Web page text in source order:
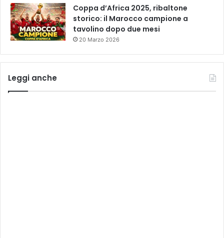
Coppa d’Africa 2025, ribaltone
storico: il Marocco campione a
tavolino dopo due mesi
20 Marzo 2026
Leggi anche